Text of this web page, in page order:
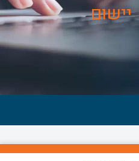
יישום